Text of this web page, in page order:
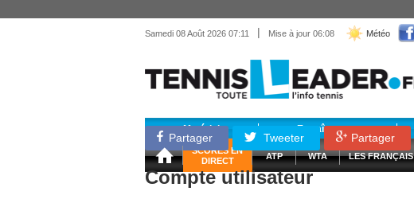
Samedi 08 Août 2026 07:11 | Mise à jour 06:08 Météo
Matériel Entraînement
SCORES EN
DIRECT
ATP WTA LES FRANÇAIS
Partager Tweeter Partager
Compte utilisateur